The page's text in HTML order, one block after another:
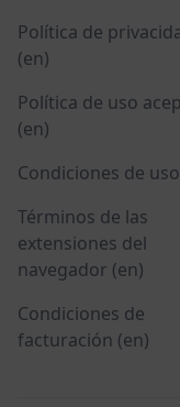
Política de
(en)
Política de uso
(en)
Condiciones de
Términos de las
extensiones del
navegador (en)
Condiciones de
facturación (en)